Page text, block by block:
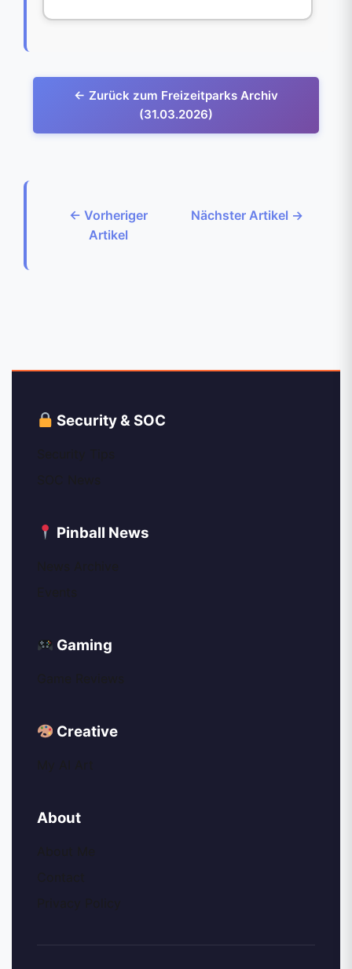
← Zurück zum Freizeitparks Archiv
(31.03.2026)
← Vorheriger
Artikel
Nächster Artikel →
Security & SOC
Pinball News
Gaming
Creative
About